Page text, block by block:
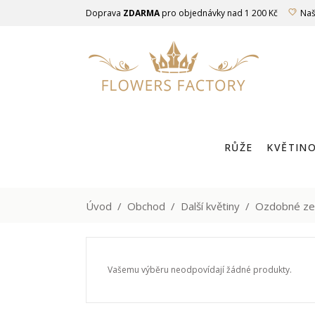
Doprava ZDARMApro objednávky nad 1 200 Kč
RŮŽE
Úvod / Obchod / Další květiny / Ozdobné
Vašemu výběru neodpovídají žádné produkty.